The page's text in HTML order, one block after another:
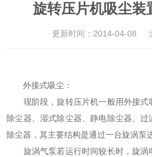
旋转压片机吸尘装
更新时间：2014-04-08
外接式吸尘：
现阶段，旋转压片机一般用外接式
除尘器、湿式除尘器、静电除尘器、
除尘器，其主要结构是通过一台旋涡泵
旋涡气泵若运行时间较长时，旋涡